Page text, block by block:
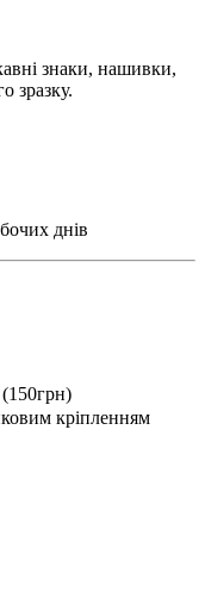
знаки, нашивки,
зразку.
днів
кріпленням